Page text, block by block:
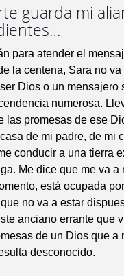
guarda mi
para atender el
la centena, Sara no
Dios o un mensajero
numerosa.
las promesas de ese
de mi padre, de mi
conducir a una tierra
Me dice que me va a
está ocupada
no va a estar
anciano errante que
de un Dios que a
desconocido.